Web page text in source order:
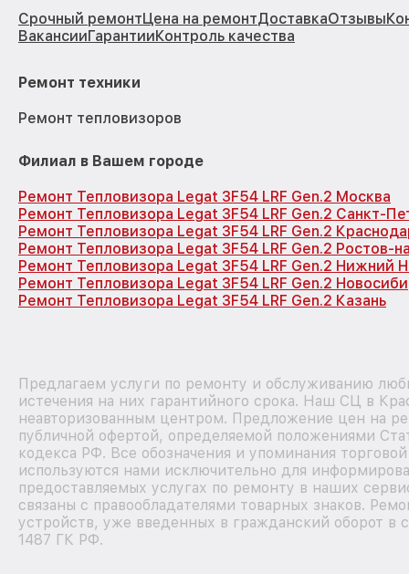
Срочный ремонтЦена на ремонтДоставкаОтзывы
ВакансииГарантииКонтроль качества
Ремонт техники
Ремонт тепловизоров
Филиал в Вашем городе
Ремонт Тепловизора Legat 3F54 LRF Gen.2 Москва
Ремонт Тепловизора Legat 3F54 LRF Gen.2 Санкт-
Ремонт Тепловизора Legat 3F54 LRF Gen.2
Ремонт Тепловизора Legat 3F54 LRF Gen.2 Ростов-
Ремонт Тепловизора Legat 3F54 LRF Gen.2 Нижний
Ремонт Тепловизора Legat 3F54 LRF Gen.2
Ремонт Тепловизора Legat 3F54 LRF Gen.2 Казань
Предлагаем услуги по ремонту и обслуживанию
истечения на них гарантийного срока. Наш СЦ в
неавторизованным центром. Предложение цен на
публичной офертой, определяемой положениями
кодекса РФ. Все обозначения и упоминания
используются нами исключительно для
предоставляемых услугах по ремонту в наших
связаны с правообладателями товарных знаков.
устройств, уже введенных в гражданский оборот в
1487 ГК РФ.